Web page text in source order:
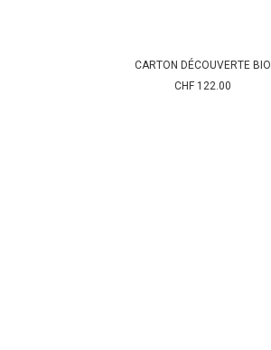
CARTON DÉCOUVERTE BIO
CHF122.00